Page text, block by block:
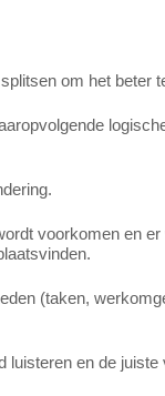
om het beter
voorkomen en
(taken,
en de juiste